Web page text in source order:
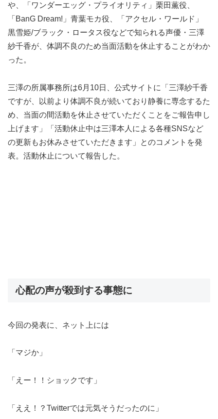
や、「ワンダーエッグ・プライオリティ」栗田薫役、
「BanG Dream!」青葉モカ役、「アクセル・ワールド」
黒雪姫/ブラック・ロータス役などで知られる声優・三澤
紗千香が、体調不良のため当面活動を休止することがわか
った。
三澤の所属事務所は6月10日、公式サイトに「三澤紗千香
ですが、以前より体調不良が続いており静養に専念するた
め、当面の間活動を休止させていただくことをご報告申し
上げます」「活動休止中は三澤本人による各種SNSなど
の更新もお休みさせていただきます」とのコメントを発
表。活動休止について報告した。
心配の声が殺到する事態に
今回の発表に、ネット上には
「マジか」
「えー！！ショックです」
「ええ！？Twitterでは元気そうだったのに」